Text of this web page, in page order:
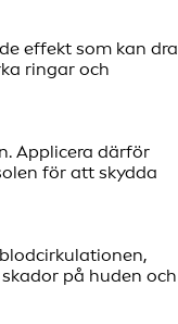
effekt som kan dra
ringar och
Applicera därför
för att skydda
på huden och